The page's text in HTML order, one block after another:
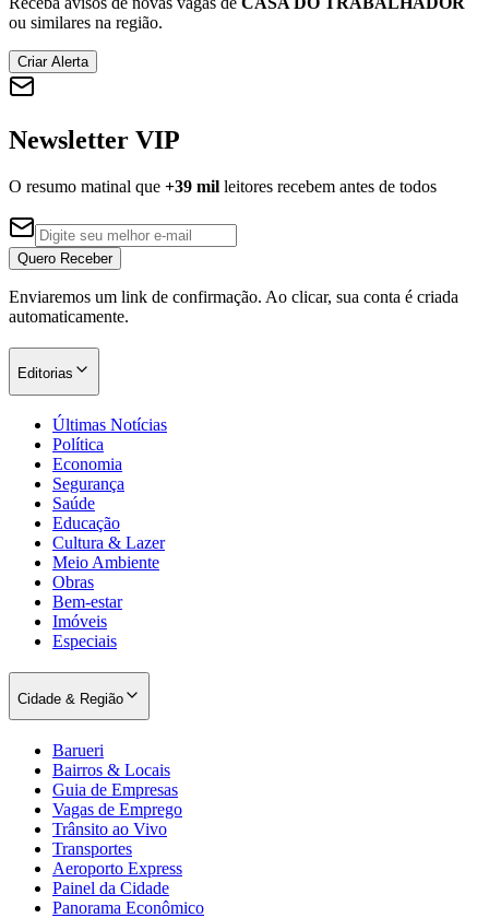
Palmeiras
ou similares na região.
Criar Alerta
Newsletter VIP
O resumo matinal que +39 mil leitores recebem antes de todos
Quero Receber
Enviaremos um link de confirmação. Ao clicar, sua conta é criada
automaticamente.
Editorias
Últimas Notícias
Política
Economia
Segurança
Saúde
Educação
Cultura & Lazer
Meio Ambiente
Obras
Bem-estar
Imóveis
Especiais
Cidade & Região
Barueri
Bairros & Locais
Guia de Empresas
Vagas de Emprego
Trânsito ao Vivo
Transportes
Aeroporto Express
Painel da Cidade
Panorama Econômico